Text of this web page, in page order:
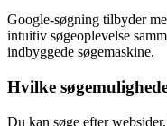
Google-søgning tilbyder
intuitiv søgeoplevelse
indbyggede søgemaskine.
Hvilke
Du kan søge efter